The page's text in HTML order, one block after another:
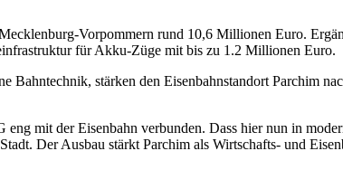
Vorpommern rund 10,6 Millionen Euro.
für Akku-Züge mit bis zu 1.2 Millionen Euro.
stärken den Eisenbahnstandort Parchim
mit der Eisenbahn verbunden. Dass hier nun in
Der Ausbau stärkt Parchim als Wirtschafts- und